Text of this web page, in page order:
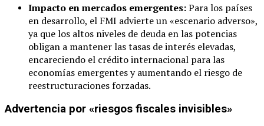
Impacto en mercados emergentes:Para los países
en desarrollo, el FMI advierte un «escenario adverso»,
ya que los altos niveles de deuda en las potencias
obligan a mantener las tasas de interés elevadas,
encareciendo el crédito internacional para las
economías emergentes y aumentando el riesgo de
reestructuraciones forzadas.
Advertencia por «riesgos fiscales invisibles»